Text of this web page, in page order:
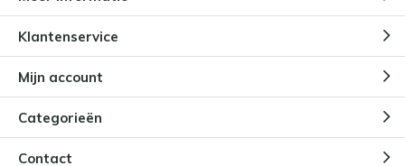
Klantenservice
Mijn account
Categorieën
Contact